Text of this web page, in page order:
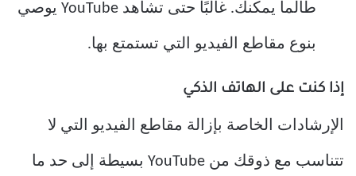
طالما يمكنك. غالبًا حتى تشاهد YouTube يوصي
بنوع مقاطع الفيديو التي تستمتع بها.
إذا كنت على الهاتف الذكي
الإرشادات الخاصة بإزالة مقاطع الفيديو التي لا
تتناسب مع ذوقك من YouTube بسيطة إلى حد ما